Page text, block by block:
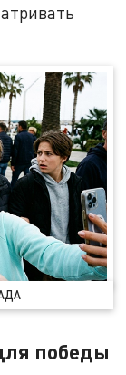
победы